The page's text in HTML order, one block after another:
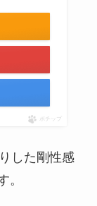
ポチップ
した剛性感
。